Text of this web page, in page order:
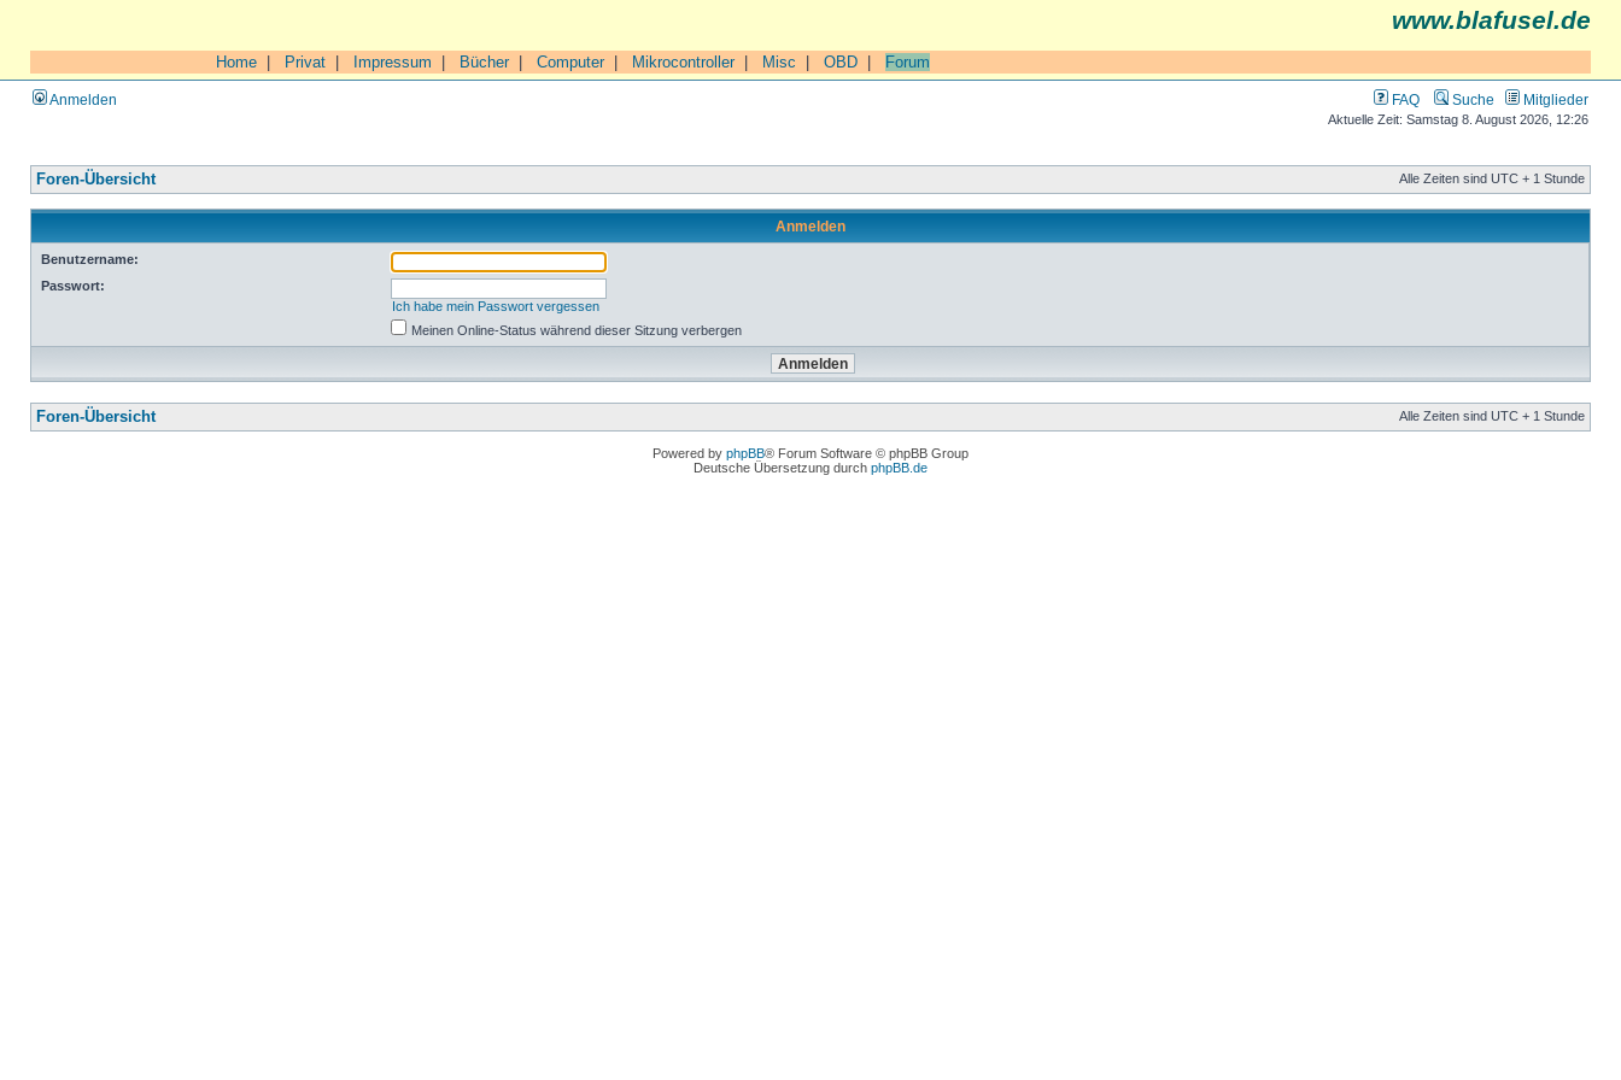
www.blafusel.de
Home Privat Impressum Bücher| Computer| Mikrocontroller| Misc OBD Forum
Anmelden FAQ Suche Mitglieder
Aktuelle Zeit: Samstag 8. August 2026, 12:26
Foren-Übersicht Alle Zeiten sind UTC + 1 Stunde
Anmelden
Benutzername:
Passwort:
Ich habe mein Passwort vergessen
Meinen Online-Status während dieser Sitzung verbergen
Foren-Übersicht Alle Zeiten sind UTC + 1 Stunde
Powered by phpBB® Forum Software © phpBB Group
Deutsche Übersetzung durch phpBB.de